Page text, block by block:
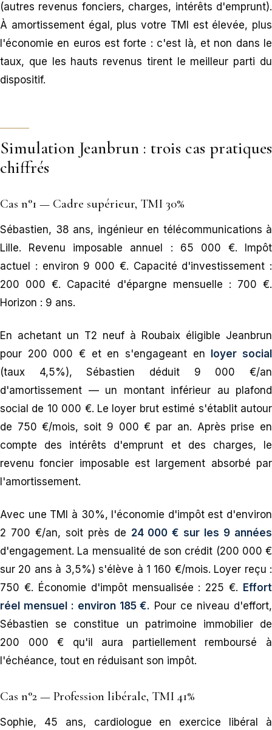
(autres revenus fonciers, charges, intérêts d'emprunt).
À amortissement égal, plus votre TMI est élevée, plus
l'économie en euros est forte : c'est là, et non dans le
taux, que les hauts revenus tirent le meilleur parti du
dispositif.
Simulation Jeanbrun : trois cas pratiques
chiffrés
Cas n°1 — Cadre supérieur, TMI 30%
Sébastien, 38 ans, ingénieur en télécommunications à
Lille. Revenu imposable annuel : 65 000 €. Impôt
actuel : environ 9 000 €. Capacité d'investissement :
200 000 €. Capacité d'épargne mensuelle : 700 €.
Horizon : 9 ans.
En achetant un T2 neuf à Roubaix éligible Jeanbrun
pour 200 000 € et en s'engageant en
loyer social
(taux 4,5%), Sébastien déduit 9 000 €/an
d'amortissement — un montant inférieur au plafond
social de 10 000 €. Le loyer brut estimé s'établit autour
de 750 €/mois, soit 9 000 € par an. Après prise en
compte des intérêts d'emprunt et des charges, le
revenu foncier imposable est largement absorbé par
l'amortissement.
Avec une TMI à 30%, l'économie d'impôt est d'environ
2 700 €/an, soit près de 24 000 € sur les 9 années
d'engagement. La mensualité de son crédit (200 000 €
sur 20 ans à 3,5%) s'élève à 1 160 €/mois. Loyer reçu :
750 €. Économie d'impôt mensualisée : 225 €. Effort
réel mensuel : environ 185 €. Pour ce niveau d'effort,
Sébastien se constitue un patrimoine immobilier de
200 000 € qu'il aura partiellement remboursé à
l'échéance, tout en réduisant son impôt.
Cas n°2 — Profession libérale, TMI 41%
Sophie, 45 ans, cardiologue en exercice libéral à